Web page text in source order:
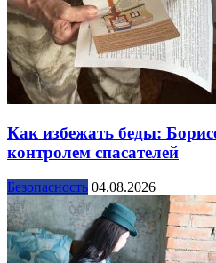
Как избежать беды:
контролем спасателей
Безопасность 04.08.2026